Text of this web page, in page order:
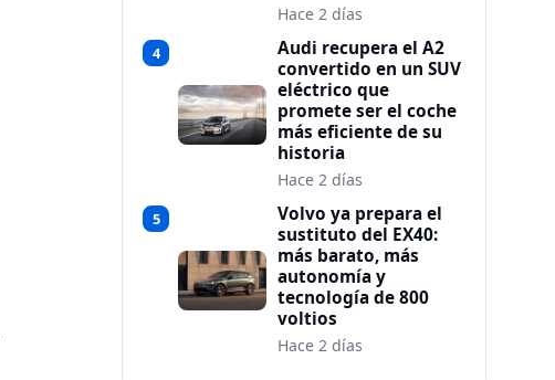
Hace 2 días
4
Audi recupera el A2
convertido en un SUV
eléctrico que
promete ser el coche
más eficiente de su
historia
Hace 2 días
5
Volvo ya prepara el
sustituto del EX40:
más barato, más
autonomía y
tecnología de 800
voltios
Hace 2 días